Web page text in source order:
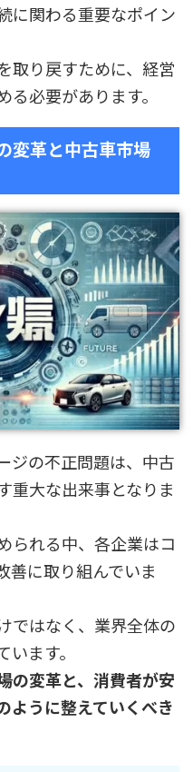
に関わる重要なポイン
取り戻すために、経営
必要があります。
変革と中古車市場
ジの不正問題は、中古
重大な出来事となりま
られる中、各企業はコ
善に取り組んでいま
ではなく、業界全体の
ます。
の変革と、消費者が安
ように整えていくべき